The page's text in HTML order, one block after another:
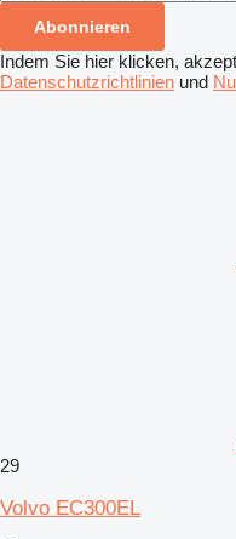
Abonnieren
Indem Sie hier klicken,
Datenschutzrichtlinien und
29
Volvo EC300EL